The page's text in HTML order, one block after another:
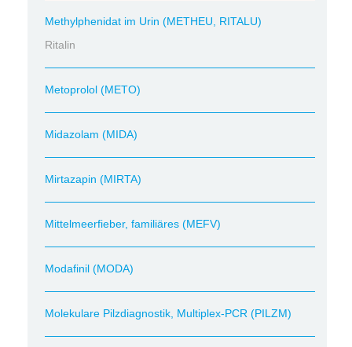
Methylphenidat im Urin (METHEU, RITALU)
Ritalin
Metoprolol (METO)
Midazolam (MIDA)
Mirtazapin (MIRTA)
Mittelmeerfieber, familiäres (MEFV)
Modafinil (MODA)
Molekulare Pilzdiagnostik, Multiplex-PCR (PILZM)